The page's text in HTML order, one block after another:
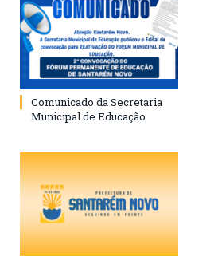
Comunicado da Secretaria
Municipal de Educação